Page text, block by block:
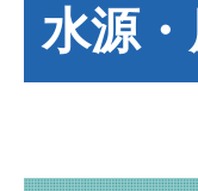
水源